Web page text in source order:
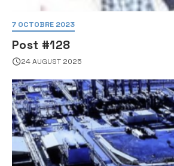
7 OCTOBRE 2023
Post #128
24 AUGUST 2025